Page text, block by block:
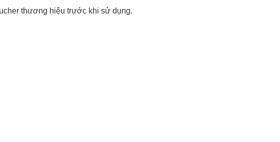
thương hiệu trước khi sử dụng.